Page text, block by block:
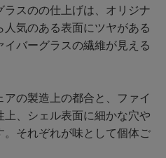
スのの仕上げは、オリジナ
気のある表面にツヤがある
バーグラスの繊維が見える
の製造上の都合と、ファイ
、シェル表面に細かな穴や
それぞれが味として個体ご